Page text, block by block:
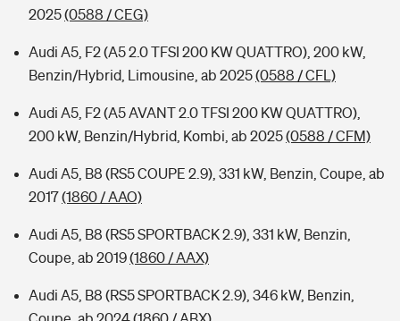
2025(0588 / CEG)
Audi A5, F2 (A5 2.0 TFSI 200 KW QUATTRO), 200 kW,
Benzin/Hybrid, Limousine, ab 2025(0588 / CFL)
Audi A5, F2 (A5 AVANT 2.0 TFSI 200 KW QUATTRO),
200 kW, Benzin/Hybrid, Kombi, ab 2025(0588 / CFM)
Audi A5, B8 (RS5 COUPE 2.9), 331 kW, Benzin, Coupe, ab
2017(1860 / AAO)
Audi A5, B8 (RS5 SPORTBACK 2.9), 331 kW, Benzin,
Coupe, ab 2019(1860 / AAX)
Audi A5, B8 (RS5 SPORTBACK 2.9), 346 kW, Benzin,